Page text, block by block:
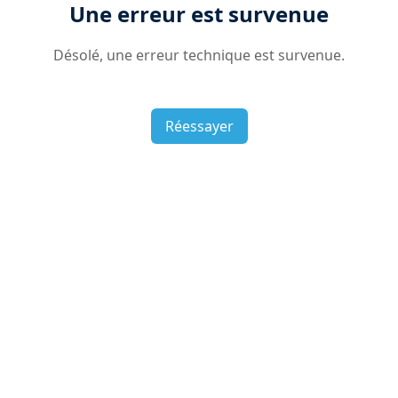
Une erreur est survenue
Désolé, une erreur technique est survenue.
Réessayer